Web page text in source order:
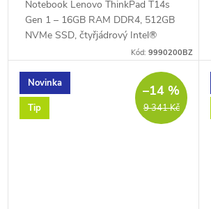
t
ů
k
Notebook Lenovo ThinkPad T14s
Gen 1 – 16GB RAM DDR4, 512GB
NVMe SSD, čtyřjádrový Intel®
Core™ i5-10310U 1,7 GHz (Turbo
HD IPS (1920 × 1080...
Kód:9990200BZ
Novinka
Tip
9 341 Kč
–14 %